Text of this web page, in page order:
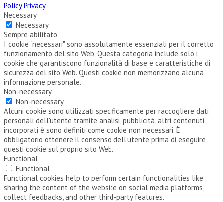
Policy Privacy
Necessary
Necessary
Sempre abilitato
I cookie "necessari" sono assolutamente essenziali per il corretto
funzionamento del sito Web. Questa categoria include solo i
cookie che garantiscono funzionalità di base e caratteristiche di
sicurezza del sito Web. Questi cookie non memorizzano alcuna
informazione personale.
Non-necessary
Non-necessary
Alcuni cookie sono utilizzati specificamente per raccogliere dati
personali dell'utente tramite analisi, pubblicità, altri contenuti
incorporati è sono definiti come cookie non necessari. È
obbligatorio ottenere il consenso dell'utente prima di eseguire
questi cookie sul proprio sito Web.
Functional
Functional
Functional cookies help to perform certain functionalities like
sharing the content of the website on social media platforms,
collect feedbacks, and other third-party features.